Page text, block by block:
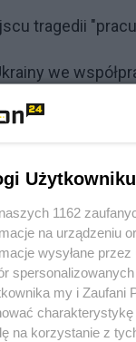
tragedii
we
i przyjaciół
1162
na urządzeniu
wysyłane
my i Zaufani
na korzystanie z